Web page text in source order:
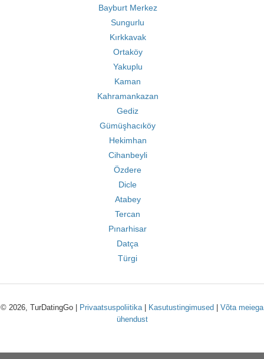
Bayburt Merkez
Sungurlu
Kırkkavak
Ortaköy
Yakuplu
Kaman
Kahramankazan
Gediz
Gümüşhacıköy
Hekimhan
Cihanbeyli
Özdere
Dicle
Atabey
Tercan
Pınarhisar
Datça
Türgi
© 2026, TurDatingGo | Privaatsuspoliitika| Kasutustingimused
Võta meiega
ühendust